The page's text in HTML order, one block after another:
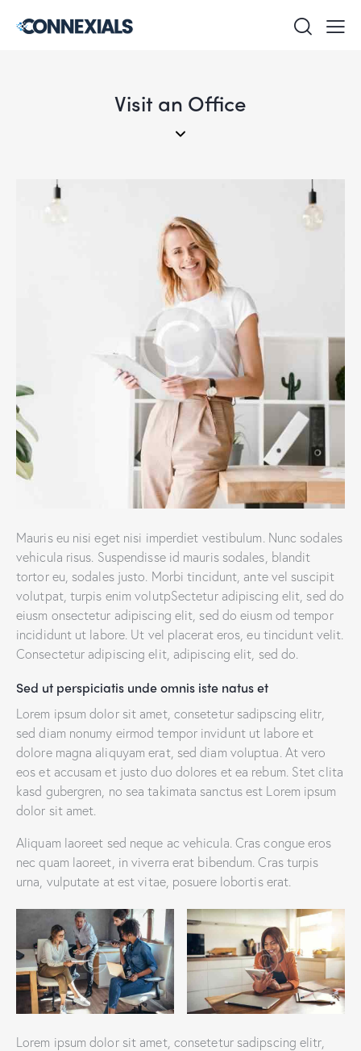
Visit an Office
Mauris eu nisi eget nisi imperdiet vestibulum. Nunc sodales
vehicula risus. Suspendisse id mauris sodales, blandit
tortor eu, sodales justo. Morbi tincidunt, ante vel suscipit
volutpat, turpis enim volutpSectetur adipiscing elit, sed do
eiusm onsectetur adipiscing elit, sed do eiusm od tempor
incididunt ut labore. Ut vel placerat eros, eu tincidunt velit.
Consectetur adipiscing elit, adipiscing elit, sed do.
Sed ut perspiciatis unde omnis iste natus et
Lorem ipsum dolor sit amet, consetetur sadipscing elitr,
sed diam nonumy eirmod tempor invidunt ut labore et
dolore magna aliquyam erat, sed diam voluptua. At vero
eos et accusam et justo duo dolores et ea rebum. Stet clita
kasd gubergren, no sea takimata sanctus est Lorem ipsum
dolor sit amet.
Aliquam laoreet sed neque ac vehicula. Cras congue eros
nec quam laoreet, in viverra erat bibendum. Cras turpis
urna, vulputate at est vitae, posuere lobortis erat.
Lorem ipsum dolor sit amet, consetetur sadipscing elitr,